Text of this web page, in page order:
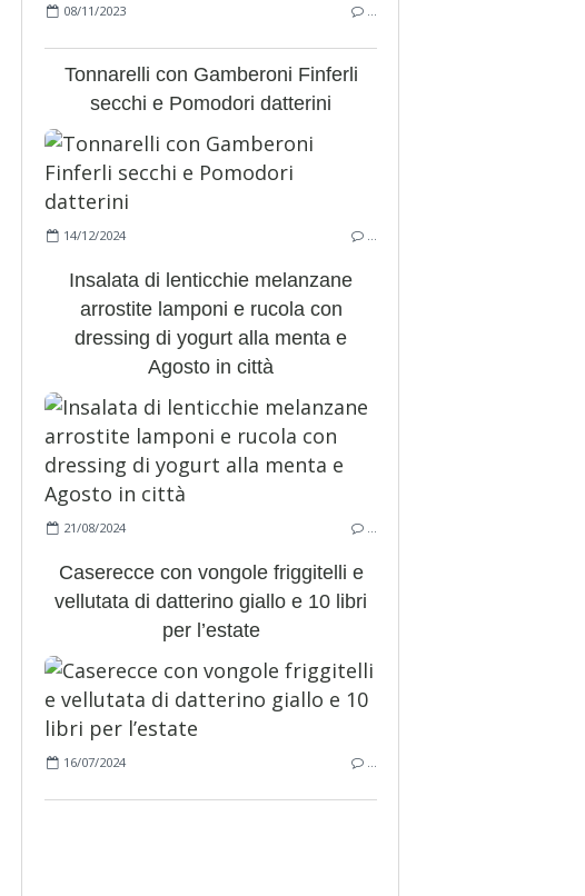
08/11/2023
Tonnarelli con Gamberoni Finferli
secchi e Pomodori datterini
14/12/2024
Insalata di lenticchie melanzane
arrostite lamponi e rucola con
dressing di yogurt alla menta e
Agosto in città
21/08/2024
Caserecce con vongole friggitelli e
vellutata di datterino giallo e 10 libri
per l’estate
16/07/2024